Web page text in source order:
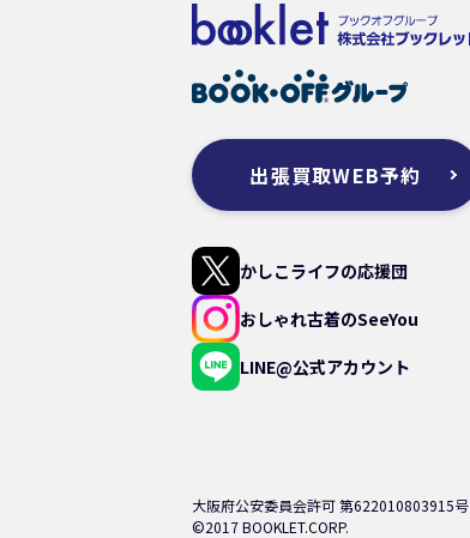
出張買取WEB予約
かしこライフの応援団
おしゃれ古着のSeeYou
LINE@公式アカウント
大阪府公安委員会許可 第622010803915号
©2017 BOOKLET.CORP.